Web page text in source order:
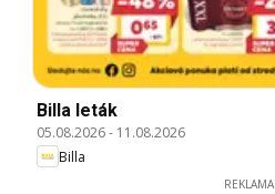
Billa leták
05.08.2026- 11.08.2026
Billa
REKLAMA